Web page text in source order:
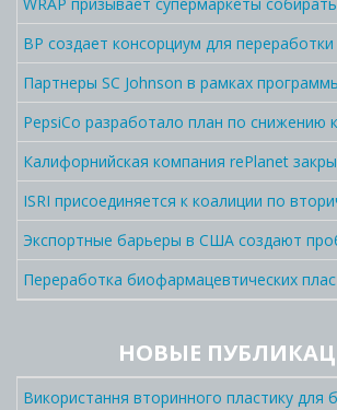
BP создает консорциум для
Партнеры SC Johnson в рамках
PepsiCo разработало план по снижению
Калифорнийская компания rePlanet
ISRI присоединяется к коалиции по
Экспортные барьеры в США создают
Переработка биофармацевтических
НОВЫЕ
Використання вторинного пластику для